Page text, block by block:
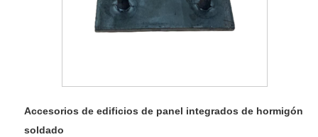
Accesorios de edificios de panel integrados de hormigón
soldado